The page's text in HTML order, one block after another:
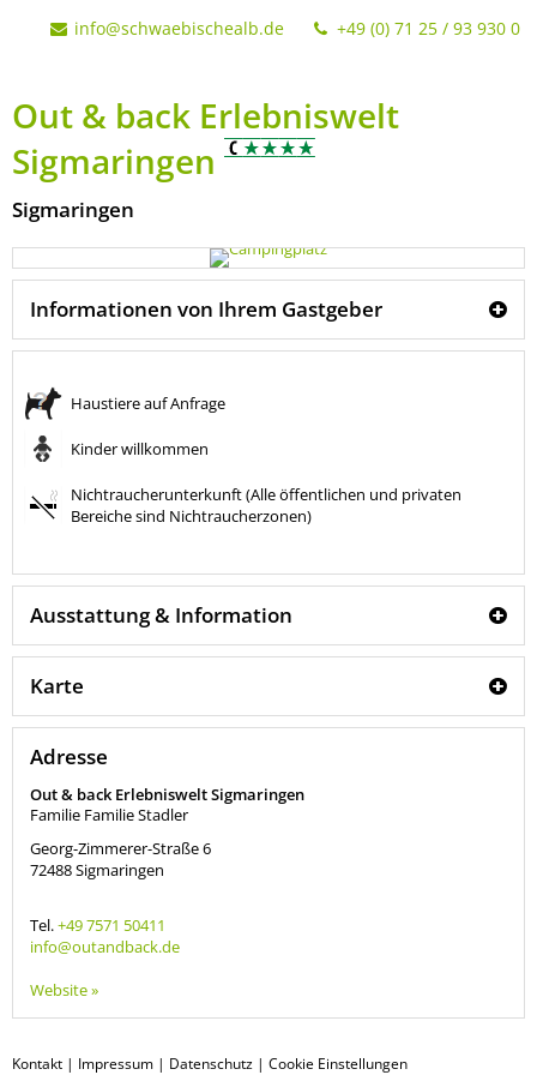
info@schwaebischealb.de +49 (0) 71 25 / 93 930 0
Out & back Erlebniswelt
Sigmaringen
Sigmaringen
Informationen von Ihrem Gastgeber
Haustiere auf Anfrage
Kinder willkommen
Nichtraucherunterkunft (Alle öffentlichen und privaten
Bereiche sind Nichtraucherzonen)
Ausstattung & Information
Karte
Adresse
Out & back Erlebniswelt Sigmaringen
Familie Familie Stadler
Georg-Zimmerer-Straße 6
72488Sigmaringen
Tel.+49 7571 50411
info@outandback.de
Website »
Kontakt | Impressum | Datenschutz | Cookie Einstellungen